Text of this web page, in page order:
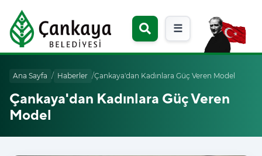
☰
Ana Sayfa / Haberler /Çankaya'dan Kadınlara Güç Veren Model
Çankaya'dan Kadınlara Güç Veren
Model